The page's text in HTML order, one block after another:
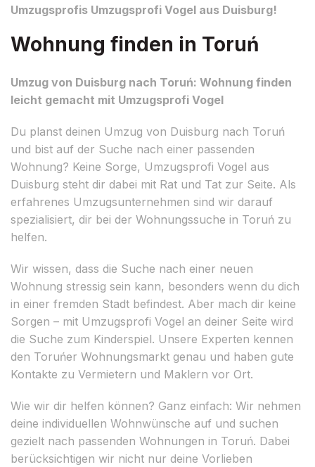
Umzugsprofis Umzugsprofi Vogel aus Duisburg!
Wohnung finden in Toruń
Umzug von Duisburg nach Toruń: Wohnung finden
leicht gemacht mit Umzugsprofi Vogel
Du planst deinen Umzug von Duisburg nach Toruń
und bist auf der Suche nach einer passenden
Wohnung? Keine Sorge, Umzugsprofi Vogel aus
Duisburg steht dir dabei mit Rat und Tat zur Seite. Als
erfahrenes Umzugsunternehmen sind wir darauf
spezialisiert, dir bei der Wohnungssuche in Toruń zu
helfen.
Wir wissen, dass die Suche nach einer neuen
Wohnung stressig sein kann, besonders wenn du dich
in einer fremden Stadt befindest. Aber mach dir keine
Sorgen – mit Umzugsprofi Vogel an deiner Seite wird
die Suche zum Kinderspiel. Unsere Experten kennen
den Toruńer Wohnungsmarkt genau und haben gute
Kontakte zu Vermietern und Maklern vor Ort.
Wie wir dir helfen können? Ganz einfach: Wir nehmen
deine individuellen Wohnwünsche auf und suchen
gezielt nach passenden Wohnungen in Toruń. Dabei
berücksichtigen wir nicht nur deine Vorlieben